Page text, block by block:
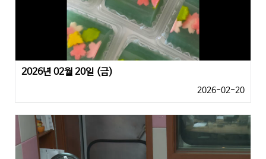
2026년 02월 20일 (금)
2026-02-20